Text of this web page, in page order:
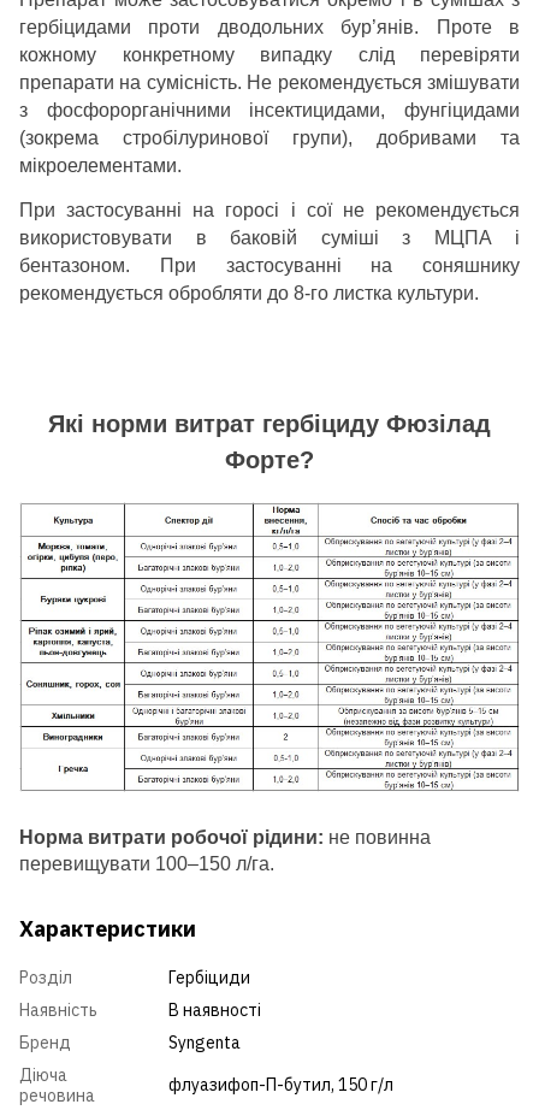
гербіцидами проти дводольних бур’янів. Проте в
кожному конкретному випадку слід перевіряти
препарати на сумісність. Не рекомендується змішувати
з фосфорорганічними інсектицидами, фунгіцидами
(зокрема стробілуринової групи), добривами та
мікроелементами.
При застосуванні на горосі і сої не рекомендується
використовувати в баковій суміші з МЦПА і
бентазоном. При застосуванні на соняшнику
рекомендується обробляти до 8-го листка культури.
Які норми витрат гербіциду Фюзілад
Форте?
Норма витрати робочої рідини: не повинна
перевищувати 100–150 л/га.
Характеристики
Розділ
Гербіциди
Наявність
В наявності
Бренд
Syngenta
Діюча
речовина
флуазифоп-П-бутил, 150 г/л